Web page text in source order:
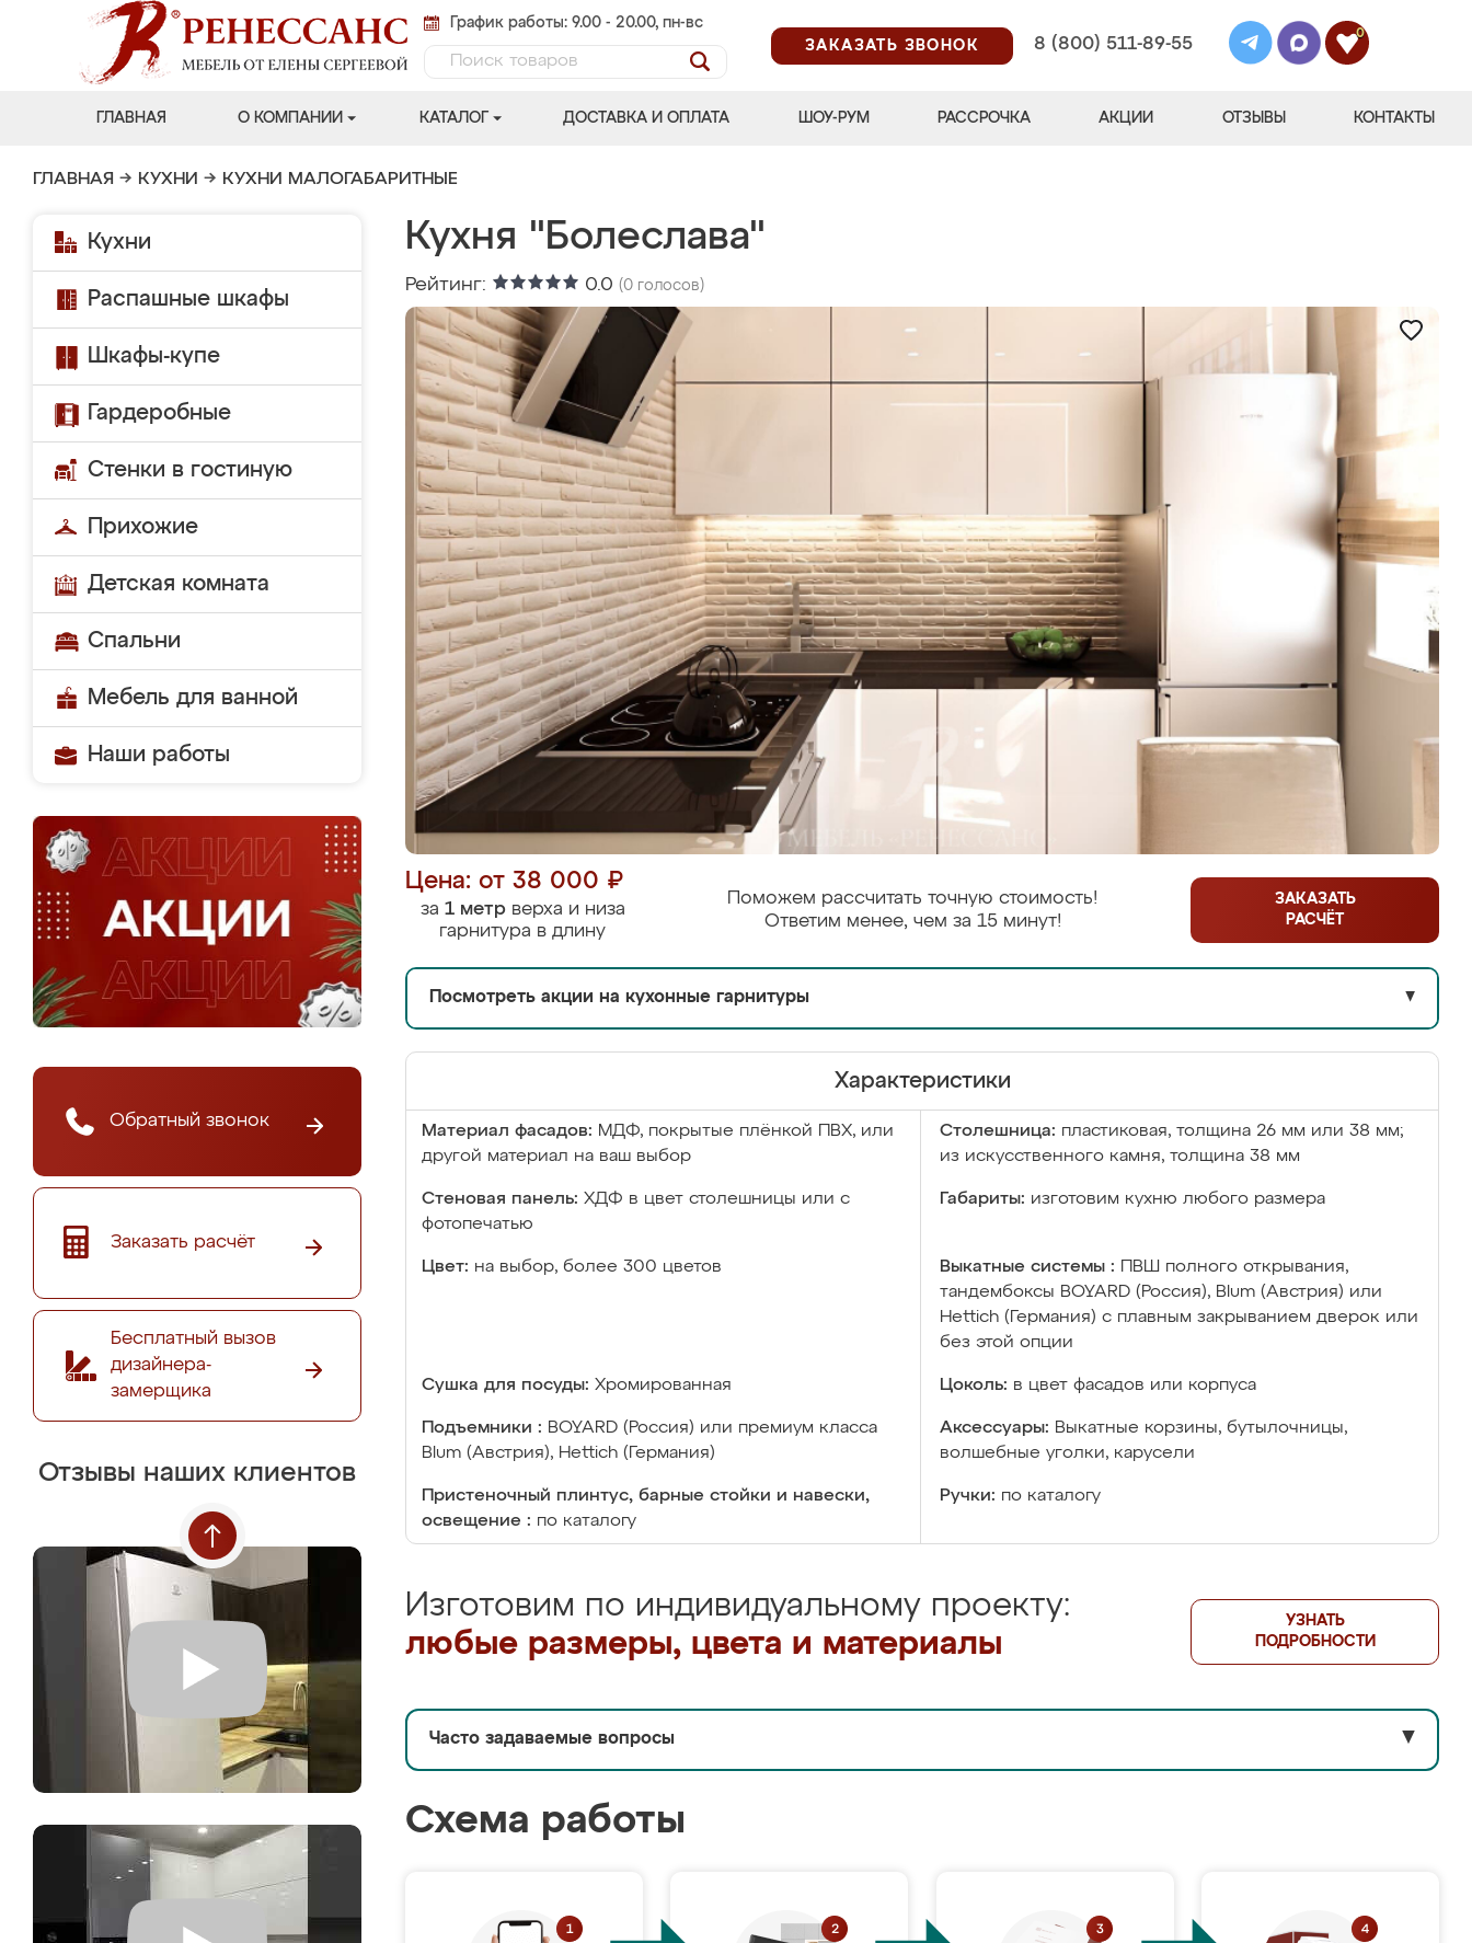
График работы: 9.00 - 20.00, пн-вс
ЗАКАЗАТЬ ЗВОНОК
8 (800) 511-89-55
0
ГЛАВНАЯ О КОМПАНИИ КАТАЛОГ ДОСТАВКА И ОПЛАТА ШОУ-РУМ РАССРОЧКА АКЦИИ ОТЗЫВЫ КОНТАКТЫ
ГЛАВНАЯ → КУХНИ → КУХНИ МАЛОГАБАРИТНЫЕ
Кухни
Распашные шкафы
Шкафы-купе
Гардеробные
Стенки в гостиную
Прихожие
Детская комната
Спальни
Мебель для ванной
Наши работы
Обратный звонок
Заказать расчёт
Бесплатный вызов
дизайнера-
замерщика
Отзывы наших клиентов
Кухня "Болеслава"
Рейтинг: 0.0 (0 голосов)
Цена: от 38 000 ₽
за 1 метрверха и низа
гарнитура в длину
Поможем рассчитать точную стоимость!
Ответим менее, чем за 15 минут!
ЗАКАЗАТЬ
РАСЧЁТ
Посмотреть акции на кухонные гарнитуры ▼
Характеристики
Материал фасадов: МДФ, покрытые плёнкой ПВХ, или
другой материал на ваш выбор
Столешница: пластиковая, толщина 26 мм или 38 мм;
из искусственного камня, толщина 38 мм
Стеновая панель: ХДФ в цвет столешницы или с
фотопечатью
Габариты: изготовим кухню любого размера
Цвет: на выбор, более 300 цветов Выкатные системы :
ПВШ полного открывания,
тандембоксы BOYARD (Россия), Blum (Австрия) или
Hettich (Германия) с плавным закрыванием дверок или
без этой опции
Сушка для посуды: Хромированная Цоколь: в цвет фасадов или корпуса
Подъемники : BOYARD (Россия) или премиум класса
Blum (Австрия), Hettich (Германия)
Аксессуары: Выкатные корзины, бутылочницы,
волшебные уголки, карусели
Пристеночный плинтус, барные стойки и навески,
освещение : по каталогу
Ручки: по каталогу
Изготовим по индивидуальному проекту:
любые размеры, цвета и материалы
УЗНАТЬ
ПОДРОБНОСТИ
Часто задаваемые вопросы ▼
Схема работы